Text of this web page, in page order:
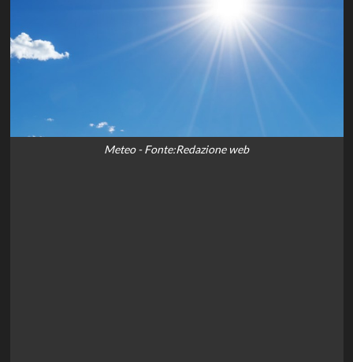
Meteo - Fonte:Redazione web